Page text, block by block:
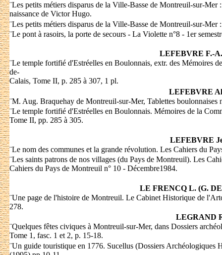
¨Les petits métiers disparus de la Ville-Basse de Montreuil-sur-
naissance de Victor Hugo.
¨Les petits métiers disparus de la Ville-Basse de Montreuil-sur-Mer
¨Le pont à rasoirs, la porte de secours - La Violette n°8 - 1er
LEFEBVRE F.-
¨Le temple fortifié d'Estréelles en Boulonnais, extr. des Mémoires
de-
Calais, Tome II, p. 285 à 307, 1 pl.
LEFEBVRE
¨M. Aug. Braquehay de Montreuil-sur-Mer, Tablettes boulonnaises
¨Le temple fortifié d'Estréelles en Boulonnais. Mémoires de la
Tome II, pp. 285 à 305.
LEFEBVRE
¨Le nom des communes et la grande révolution. Les Cahiers du
¨Les saints patrons de nos villages (du Pays de Montreuil). Les
Cahiers du Pays de Montreuil n° 10 - Décembre1984.
LE FRENCQ L. (G.
¨Une page de l'histoire de Montreuil. Le Cabinet Historique de
278.
LEGRAND
¨Quelques fêtes civiques à Montreuil-sur-Mer, dans Dossiers
Tome 1, fasc. 1 et 2, p. 15-18.
¨Un guide touristique en 1776. Sucellus (Dossiers Archéologiques